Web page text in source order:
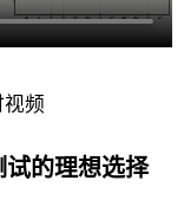
频
的理想选择